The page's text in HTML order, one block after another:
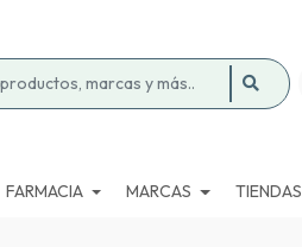
FARMACIA MARCAS TIENDAS